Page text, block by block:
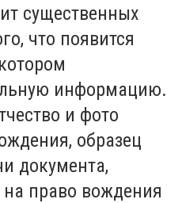
существенных
что появится
информацию.
и фото
образец
документа,
право вождения